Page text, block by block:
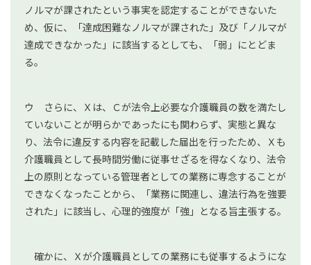
ノルマが課されたという事実を認定することができないた
め、仮に、「達成困難なノルマが課された」及び「ノルマが
達成できなかった」に該当するとしても、「弱」にとどま
る。
ウ さらに、Ｘは、Ｃが法令上必要な介護職員の数を満たし
ていないことが明らかであったにも関わらず、実態と異な
り、法令に違反する内容を記載した届出を行ったため、Ｘも
介護職員として長時間労働に従事せざるを得なくなり、法令
上の原則となっている管理者としての業務に専念することが
できなくなったことから、「業務に関連し、違法行為を強要
された」に該当し、心理的強度が「強」となる旨主張する。
確かに、Ｘが介護職員としての業務にも従事するようにな